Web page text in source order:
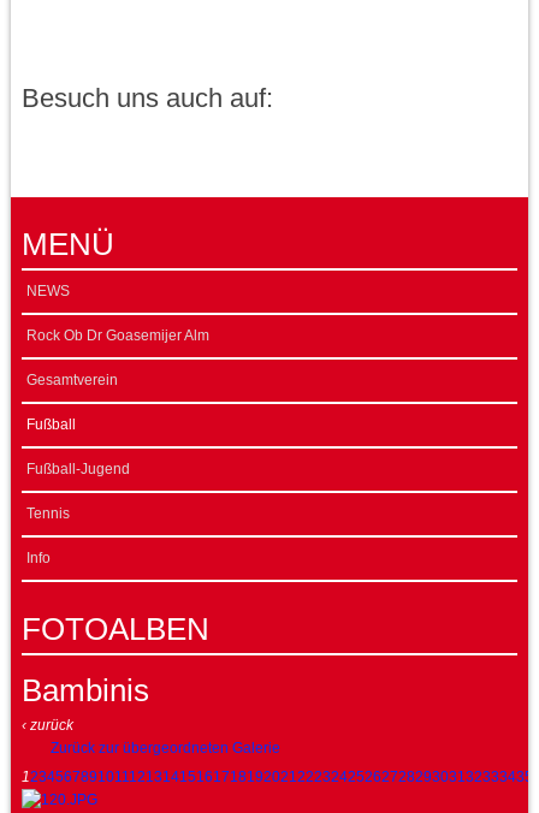
Besuch uns auch auf:
MENÜ
NEWS
Rock Ob Dr Goasemijer Alm
Gesamtverein
Fußball
Fußball-Jugend
Tennis
Info
FOTOALBEN
Bambinis
‹ zurück
Zurück zur übergeordneten Galerie
1234567891011 12131415161718192021 22232425262728293031 32333435